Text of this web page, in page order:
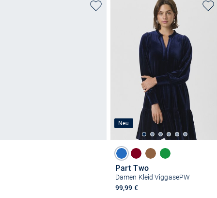
Neu
Part Two
Damen Kleid ViggasePW
99,99 €